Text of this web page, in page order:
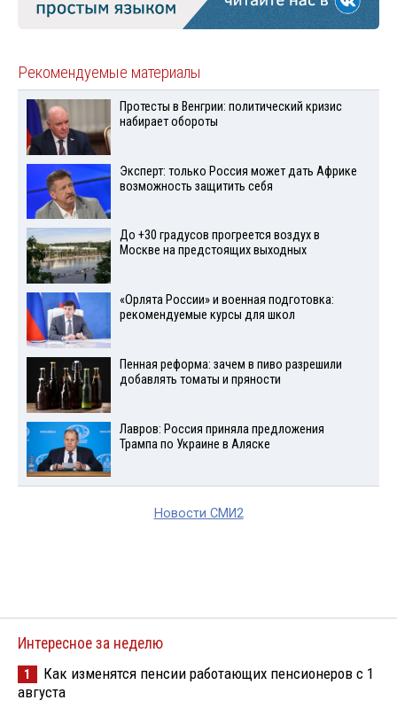
Рекомендуемые материалы
Протесты в Венгрии: политический кризис
набирает обороты
Эксперт: только Россия может дать Африке
возможность защитить себя
До +30 градусов прогреется воздух в
Москве на предстоящих выходных
«Орлята России» и военная подготовка:
рекомендуемые курсы для школ
Пенная реформа: зачем в пиво разрешили
добавлять томаты и пряности
Лавров: Россия приняла предложения
Трампа по Украине в Аляске
Новости СМИ2
Интересное за неделю
1
Как изменятся пенсии работающих пенсионеров с 1
августа